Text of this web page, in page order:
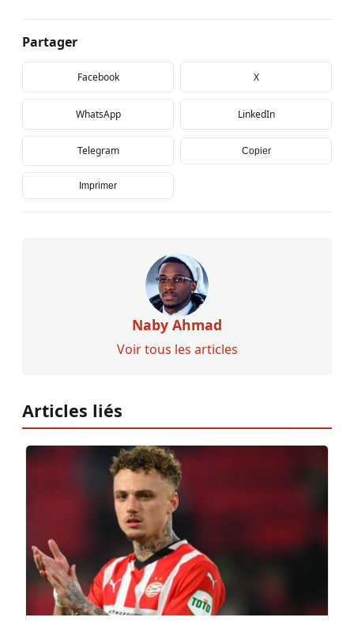
Partager
Facebook X
WhatsApp LinkedIn
Telegram Copier
Imprimer
Naby Ahmad
Voir tous les articles
Articles liés